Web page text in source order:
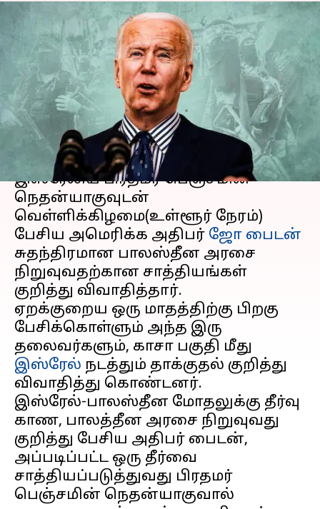
சுதந்திரமான
பாலஸ்தீனத்தை நிறுவ
பரிந்துரைத்தார்
அமெரிக்க அதிபர் பைடன்
எழுதியவர் Sindhuja SM Jan 20, 2024 06:58 pm
செய்தி முன்னோட்டம்
இஸ்ரேலிய பிரதமர் பெஞ்சமின்
நெதன்யாகுவுடன்
வெள்ளிக்கிழமை(உள்ளூர் நேரம்)
பேசிய அமெரிக்க அதிபர் ஜோ பைடன்
சுதந்திரமான பாலஸ்தீன அரசை
நிறுவுவதற்கான சாத்தியங்கள்
குறித்து விவாதித்தார்.
ஏறக்குறைய ஒரு மாதத்திற்கு பிறகு
பேசிக்கொள்ளும் அந்த இரு
தலைவர்களும், காசா பகுதி மீது
இஸ்ரேல் நடத்தும் தாக்குதல் குறித்து
விவாதித்து கொண்டனர்.
இஸ்ரேல்-பாலஸ்தீன மோதலுக்கு தீர்வு
காண, பாலத்தீன அரசை நிறுவுவது
குறித்து பேசிய அதிபர் பைடன்,
அப்படிப்பட்ட ஒரு தீர்வை
சாத்தியப்படுத்துவது பிரதமர்
பெஞ்சமின் நெதன்யாகுவால்